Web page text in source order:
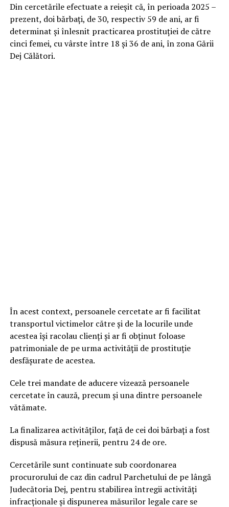
Din cercetările efectuate a reieșit că, în perioada 2025 –
prezent, doi bărbați, de 30, respectiv 59 de ani, ar fi
determinat și înlesnit practicarea prostituției de către
cinci femei, cu vârste între 18 și 36 de ani, în zona Gării
Dej Călători.
În acest context, persoanele cercetate ar fi facilitat
transportul victimelor către și de la locurile unde
acestea își racolau clienți și ar fi obținut foloase
patrimoniale de pe urma activității de prostituție
desfășurate de acestea.
Cele trei mandate de aducere vizează persoanele
cercetate în cauză, precum și una dintre persoanele
vătămate.
La finalizarea activităților, față de cei doi bărbați a fost
dispusă măsura reținerii, pentru 24 de ore.
Cercetările sunt continuate sub coordonarea
procurorului de caz din cadrul Parchetului de pe lângă
Judecătoria Dej, pentru stabilirea întregii activități
infracționale și dispunerea măsurilor legale care se